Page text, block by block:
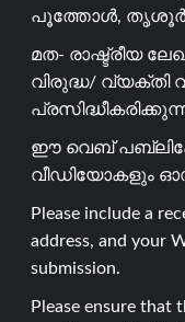
പൂത്തോൾ, തൃശൂർ-
മത- രാഷ്ട്രീയ
വിരുദ്ധ/ വ്യക്തി
ഈ വെബ്
വീഡിയോകളും
Please include a
address, and your
submission.
Please ensure that